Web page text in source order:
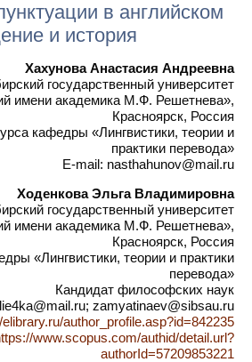
в английском
и история
Хахунова Анастасия Андреевна
государственный университет
имени академика М.Ф. Решетнева»,
Красноярск, Россия
кафедры «Лингвистики, теории и
практики перевода»
E-mail: nasthahunov@mail.ru
Ходенкова Эльга Владимировна
государственный университет
имени академика М.Ф. Решетнева»,
Красноярск, Россия
«Лингвистики, теории и практики
перевода»
Кандидат философских наук
zamyatinaev@sibsau.ru
author_profile.asp?id=842235
www.scopus.com/authid/detail.url?
authorId=57209853221